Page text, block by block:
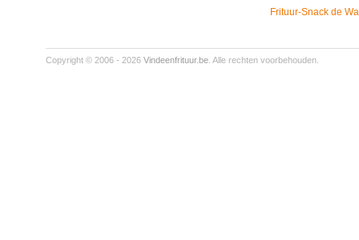
Frituur-Snack de
Copyright © 2006 - 2026 Vindeenfrituur.be . Alle rechten voorbehouden.